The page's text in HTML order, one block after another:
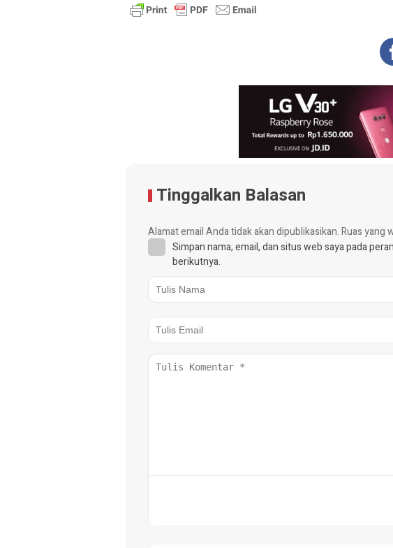
Tinggalkan Balasan
Alamat email Anda tidak akan dipublikasikan.Ruas yang
Simpan nama, email, dan situs web saya pada
berikutnya.